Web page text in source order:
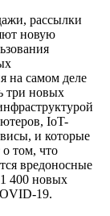
рассылки
новую
на самом деле
три новых
IoT-
и которые
том, что
вредоносные
400 новых
19.